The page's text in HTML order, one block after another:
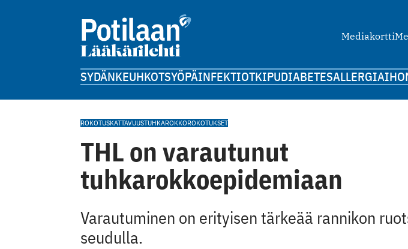
MediakorttiMe
SYDÄNKEUHKOTSYÖPÄINFEKTIOTKIPUDIABETESALLERGIAIHO
ROKOTUSKATTAVUUSTUHKAROKKOROKOTUKSET
THL on varautunut
tuhkarokkoepidemiaan
Varautuminen on erityisen tärkeää rannikon
seudulla.